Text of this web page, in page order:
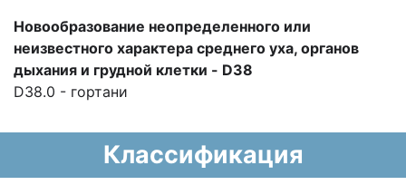
Новообразование неопределенного или
неизвестного характера среднего уха, органов
дыхания и грудной клетки - D38
D38.0 - гортани
Классификация